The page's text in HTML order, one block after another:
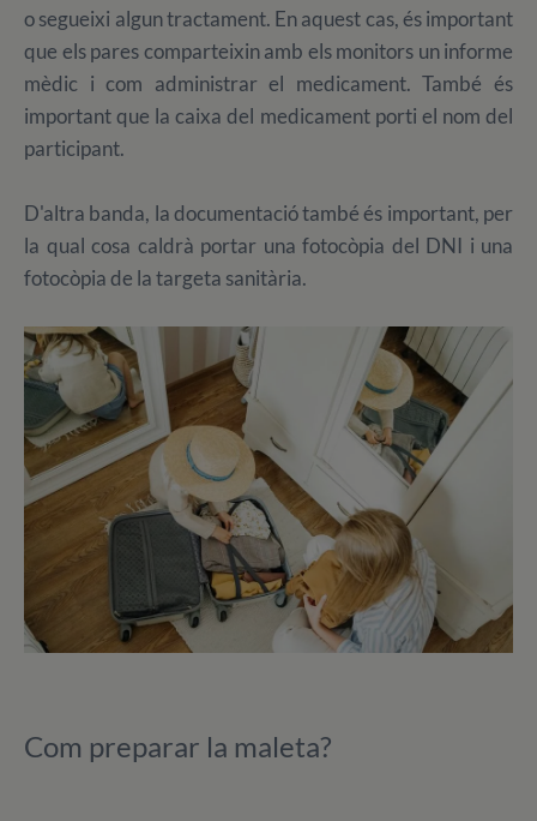
o segueixi algun tractament. En aquest cas, és important
que els pares comparteixin amb els monitors un informe
mèdic i com administrar el medicament. També és
important que la caixa del medicament porti el nom del
participant.
D'altra banda, la documentació també és important, per
la qual cosa caldrà portar una fotocòpia del DNI i una
fotocòpia de la targeta sanitària.
Com preparar la maleta?